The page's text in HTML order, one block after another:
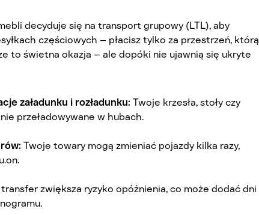
decyduje się na transport grupowy (LTL), aby
częściowych – płacisz tylko za przestrzeń, którą
to świetna okazja – ale dopóki nie ujawnią się ukryte
załadunku i rozładunku:Twoje krzesła, stoły czy
przeładowywane w hubach.
Twoje towary mogą zmieniać pojazdy kilka razy,
transfer zwiększa ryzyko opóźnienia, co może dodać dni